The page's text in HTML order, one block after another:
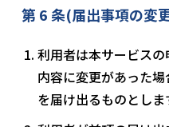
第 6 条(届出事項の変
利用者は本サービス
内容に変更があった
を届け出るものとしま